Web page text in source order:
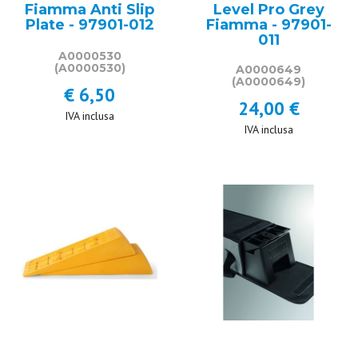
Fiamma Anti Slip
Plate - 97901-012
A0000530
(A0000530)
€ 6,50
IVA inclusa
Level Pro Grey
Fiamma - 97901-
011
A0000649
(A0000649)
24,00 €
IVA inclusa